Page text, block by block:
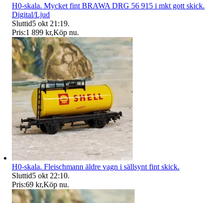
H0-skala. Mycket fint BRAWA DRG 56 915 i mkt gott skick.
Digital/Ljud
Sluttid5 okt 21:19.
Pris:1 899 kr,Köp nu.
H0-skala. Fleischmann äldre vagn i sällsynt fint skick.
Sluttid5 okt 22:10.
Pris:69 kr,Köp nu.